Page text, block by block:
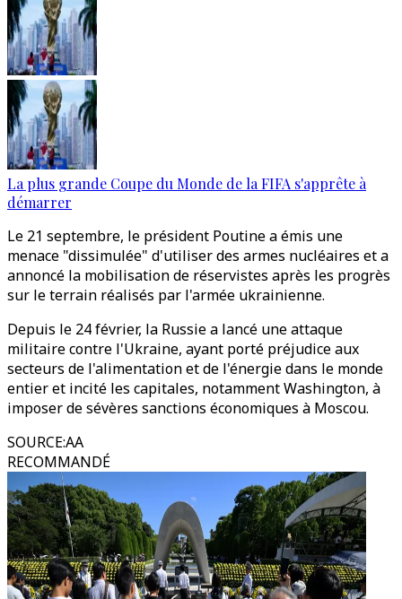
La plus grande Coupe du Monde de la FIFA s'apprête à
démarrer
Le 21 septembre, le président Poutine a émis une
menace "dissimulée" d'utiliser des armes nucléaires et a
annoncé la mobilisation de réservistes après les progrès
sur le terrain réalisés par l'armée ukrainienne.
Depuis le 24 février, la Russie a lancé une attaque
militaire contre l'Ukraine, ayant porté préjudice aux
secteurs de l'alimentation et de l'énergie dans le monde
entier et incité les capitales, notamment Washington, à
imposer de sévères sanctions économiques à Moscou.
SOURCE:AA
RECOMMANDÉ